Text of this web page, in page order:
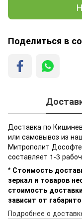
Поделиться в
Доставка по
или самовывоз из
Митрополит
составляет 1-3
* Стоимость
зеркал и товаров
стоимость
зависит от
Подробнее о